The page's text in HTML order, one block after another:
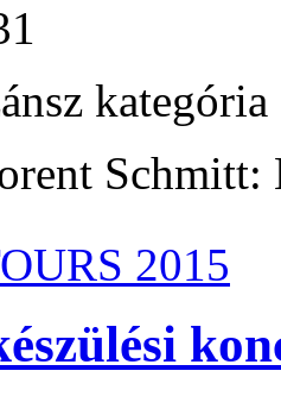
kategória
Schmitt:
2015